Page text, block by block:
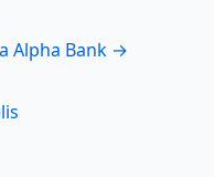
Alpha Bank →